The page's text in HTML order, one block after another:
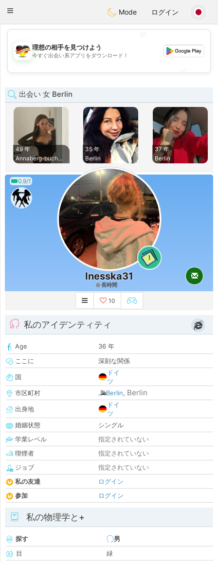
Deutsch Dating
Toggle
Mode ログイン
💖
💕
理想の相手を見つけよう
今すぐ出会い系アプリをダウンロード！
出会い 女 Berlin
49 年
Annaberg-buchholz
35 年
Berlin
37 年
Berlin
0.9/1
1
Inesska31
長時間
10
私のアイデンティティ
Age
36 年
ここに
深刻な関係
国
ドイ
ツ
市区町村
Berlin, Berlin
出身地
ドイ
ツ
婚姻状態
シングル
学業レベル
指定されていない
喫煙者
指定されていない
ジョブ
指定されていない
私の友達
ログイン
参加
ログイン
私の物理学と+
探す
男
目
緑